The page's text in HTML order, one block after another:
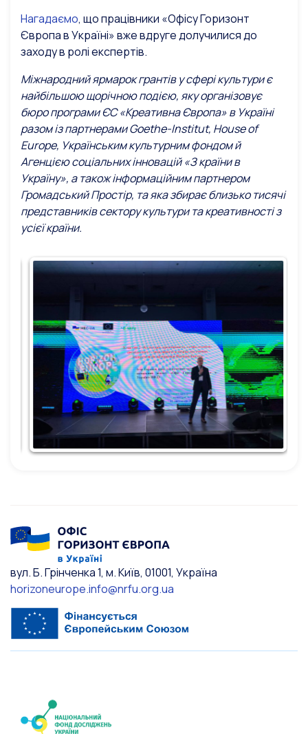
Нагадаємо, що працівники «Офісу Горизонт
Європа в Україні» вже вдруге долучилися до
заходу в ролі експертів.
Міжнародний ярмарок грантів у сфері культури є
найбільшою щорічною подією, яку організовує
бюро програми ЄС «Креативна Європа» в Україні
разом із партнерами Goethe-Institut, House of
Europe, Українським культурним фондом й
Агенцією соціальних інновацій «З країни в
Україну», а також інформаційним партнером
Громадський Простір, та яка збирає близько тисячі
представників сектору культури та креативності з
усієї країни.
вул. Б. Грінченка 1, м. Київ, 01001, Україна
horizoneurope.info@nrfu.org.ua